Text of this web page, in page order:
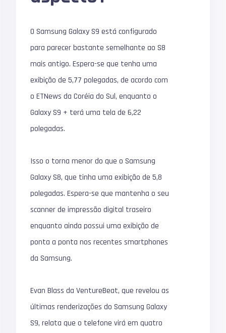
O Samsung Galaxy S9 está configurado
para parecer bastante semelhante ao S8
mais antigo. Espera-se que tenha uma
exibição de 5,77 polegadas, de acordo com
o ETNews da Coréia do Sul, enquanto o
Galaxy S9 + terá uma tela de 6,22
polegadas.
Isso o torna menor do que o Samsung
Galaxy S8, que tinha uma exibição de 5,8
polegadas. Espera-se que mantenha o seu
scanner de impressão digital traseiro
enquanto ainda possui uma exibição de
ponta a ponta nos recentes smartphones
da Samsung.
Evan Blass da VentureBeat, que revelou as
últimas renderizações do Samsung Galaxy
S9, relata que o telefone virá em quatro